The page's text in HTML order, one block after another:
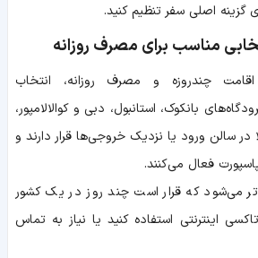
گزینه اصلی سفر تنظیم کنید.
مناسب برای مصرف روزانه
چندروزه و مصرف روزانه، انتخاب
بانکوک، استانبول، دبی و کوالالامپور،
در سالن ورود یا نزدیک خروجی‌ها قرار دارند و
فعال می‌کنند.
می‌شود که قرار است چند روز در یک کشور
اینترنتی استفاده کنید یا نیاز به تماس